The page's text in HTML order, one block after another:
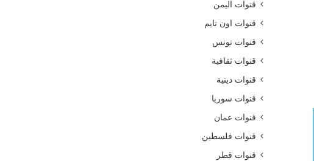
قنوات اليمن
قنوات اون تايم
قنوات تونس
قنوات ثقافية
قنوات دينية
قنوات سوريا
قنوات عمان
قنوات فلسطين
قنوات قطر